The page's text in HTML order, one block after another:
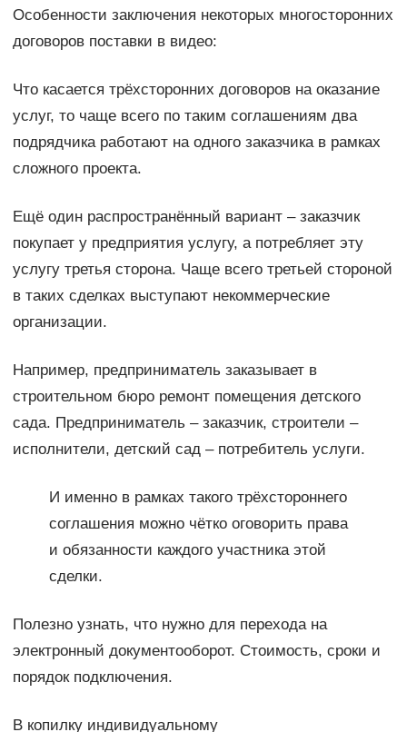
Особенности заключения некоторых многосторонних
договоров поставки в видео:
Что касается трёхсторонних договоров на оказание
услуг, то чаще всего по таким соглашениям два
подрядчика работают на одного заказчика в рамках
сложного проекта.
Ещё один распространённый вариант – заказчик
покупает у предприятия услугу, а потребляет эту
услугу третья сторона. Чаще всего третьей стороной
в таких сделках выступают некоммерческие
организации.
Например, предприниматель заказывает в
строительном бюро ремонт помещения детского
сада. Предприниматель – заказчик, строители –
исполнители, детский сад – потребитель услуги.
И именно в рамках такого трёхстороннего
соглашения можно чётко оговорить права
и обязанности каждого участника этой
сделки.
Полезно узнать, что нужно для перехода на
электронный документооборот. Стоимость, сроки и
порядок подключения.
В копилку индивидуальному